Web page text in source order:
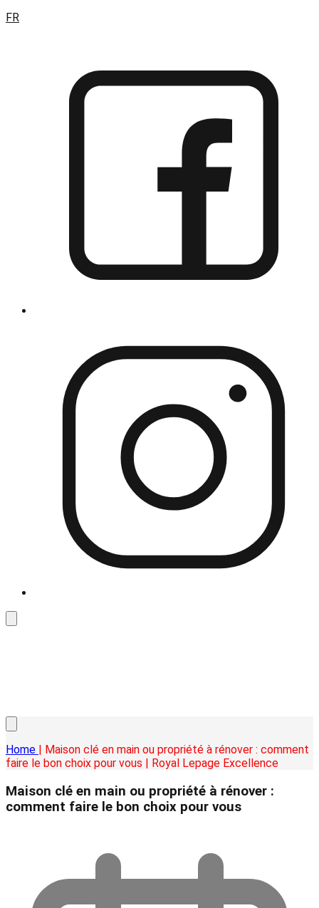
FR
Home | Maison clé en main ou propriété à rénover : comment
faire le bon choix pour vous | Royal Lepage Excellence
Maison clé en main ou propriété à rénover :
comment faire le bon choix pour vous